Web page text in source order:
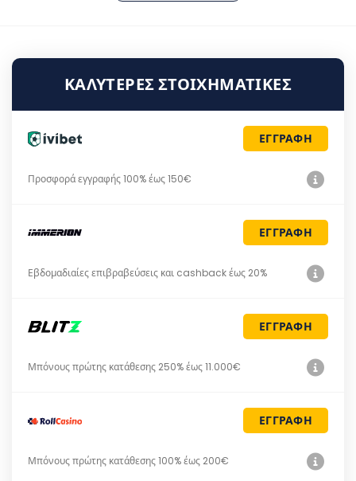
ΚΑΛΎΤΕΡΕΣ ΣΤΟΙΧΗΜΑΤΙΚΈΣ
ΕΓΓΡΑΦΗ
Προσφορά εγγραφής 100% έως 150€
ΕΓΓΡΑΦΗ
Εβδομαδιαίες επιβραβεύσεις και cashback έως 20%
ΕΓΓΡΑΦΗ
Μπόνους πρώτης κατάθεσης 250% έως 11.000€
ΕΓΓΡΑΦΗ
Μπόνους πρώτης κατάθεσης 100% έως 200€